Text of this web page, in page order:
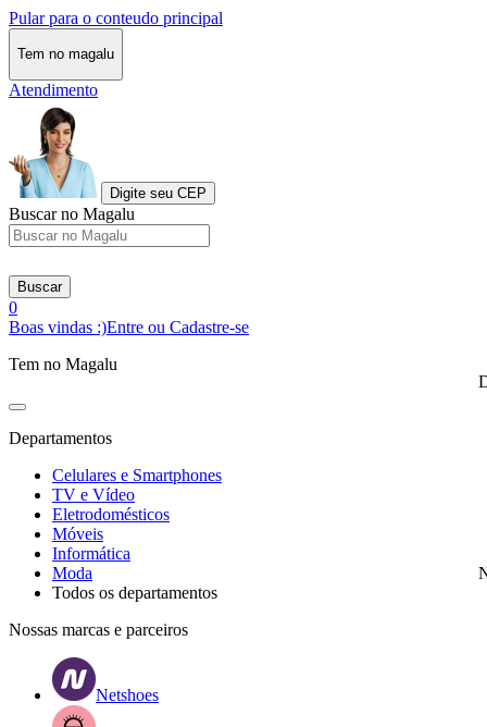
Pular para o conteudo principal
Tem no magalu
Atendimento
Digite seu CEP
Buscar no Magalu
Buscar
0
Boas vindas :)Entre ou Cadastre-se
Tem no Magalu
Departamentos
Celulares e Smartphones
TV e Vídeo
Eletrodomésticos
Móveis
Informática
Moda
Todos os departamentos
Nossas marcas e parceiros
Netshoes